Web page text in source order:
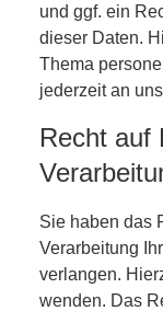
und ggf. ein
dieser Daten.
Thema
jederzeit an
Recht auf
Sie haben das
Verarbeitung
verlangen.
wenden. Das